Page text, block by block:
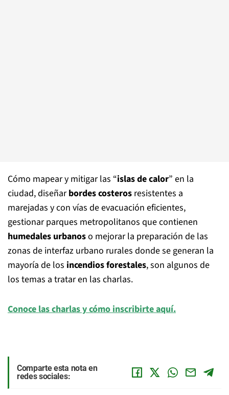
Cómo mapear y mitigar las “islas de calor” en la
ciudad, diseñarbordes costeros resistentes a
marejadas y con vías de evacuación eficientes,
gestionar parques metropolitanos que contienen
humedales urbanoso mejorar la preparación de las
zonas de interfaz urbano rurales donde se generan la
mayoría de los incendios forestales, son algunos de
los temas a tratar en las charlas.
Conoce las charlas y cómo inscribirte aquí.
Comparte esta nota en
redes sociales: